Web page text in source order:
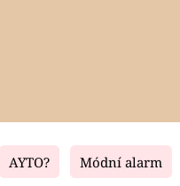
Living
AYTO? Módní alarm